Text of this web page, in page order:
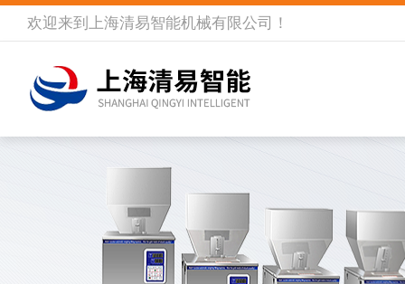
欢迎来到 上海清易智能机械有限公司 ！